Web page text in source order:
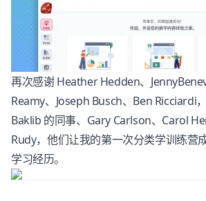
再次感谢 Heather Hedden、
Reamy、Joseph Busch、Ben Ricciardi
Baklib 的同事、Gary Carlson、Carol
Rudy，他们让我的第一次分类学训练营
学习经历。